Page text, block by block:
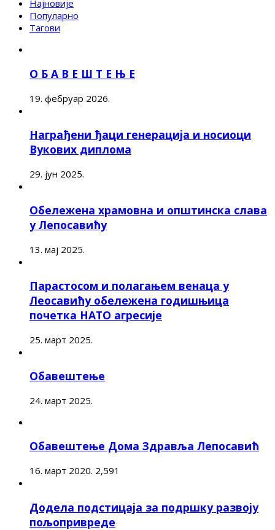
Најновије
Популарно
Тагови
О Б А В Е Ш Т Е Њ Е
19. фебруар 2026.
Награђени ђаци генерација и носиоци
Вукових диплома
29. јун 2025.
Обележена храмовна и општинска слава
у Лепосавићу
13. мај 2025.
Парастосом и полагањем венаца у
Леосавићу обележена годишњица
почетка НАТО агресије
25. март 2025.
Обавештење
24. март 2025.
Обавештење Дома Здравља Лепосавић
16. март 2020. 2,591
Додела подстицаја за подршку развоју
пољопривреде